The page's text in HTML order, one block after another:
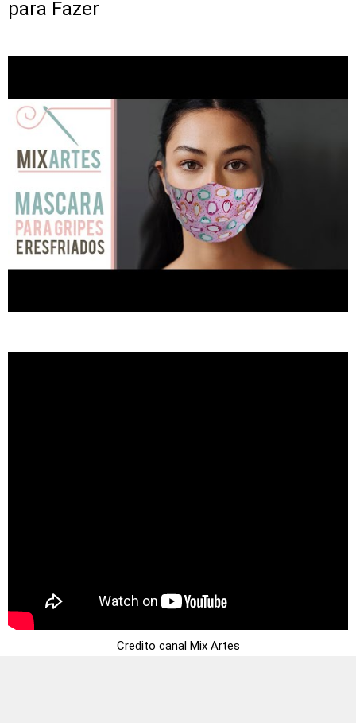
para Fazer
Credito canal Mix Artes